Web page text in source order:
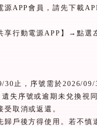
源APP會員，請先下載
享行動電源APP 】→點選
30止，序號需於2026/09/
失序號或逾期未兌換視
取消或返還。
戶後方得使用。若不慎